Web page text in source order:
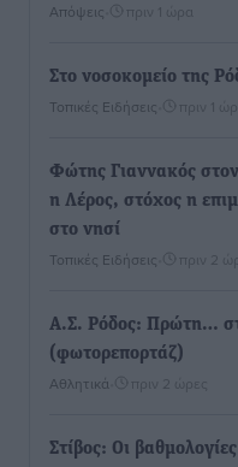
Απόψεις πριν 1 ώρα
Στο νοσοκομείο της
Τοπικές Ειδήσεις πριν 1
Φώτης Γιαννακός
η Λέρος, στόχος η
στο νησί
Τοπικές Ειδήσεις πριν 2
Α.Σ. Ρόδος: Πρώτη…
(φωτορεπορτάζ)
Αθλητικά πριν 2 ώρες
Στίβος: Οι